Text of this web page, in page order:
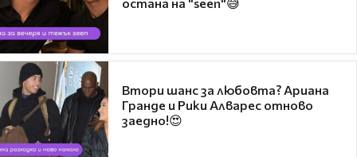
Втори шанс за любовта? Ариана
Гранде и Рики Алварес отново
заедно!😍